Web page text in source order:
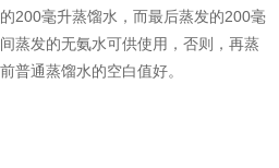
200毫升蒸馏水，而最后蒸发的200毫
蒸发的无氨水可供使用，否则，再蒸
普通蒸馏水的空白值好。